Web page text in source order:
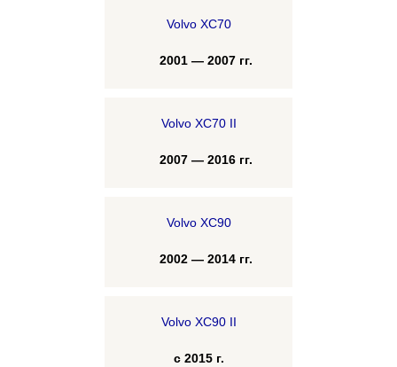
Volvo XC70
2001 — 2007 гг.
Volvo XC70 II
2007 — 2016 гг.
Volvo XC90
2002 — 2014 гг.
Volvo XC90 II
с 2015 г.